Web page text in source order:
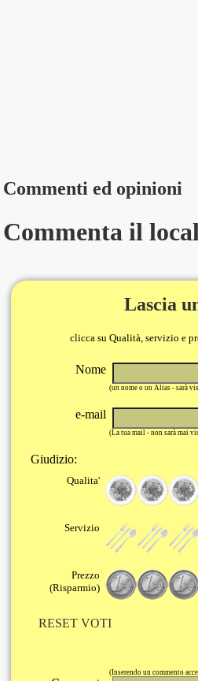
Commenti ed opinioni
Commenta il
Lascia
clicca su Qualità, servizio e
Nome
(un nome o un Alias - sarà
e-mail
(La tua mail - non sarà mai
Giudizio:
Qualita'
Servizio
Prezzo
(Risparmio)
RESET VOTI
(Inserendo un commento